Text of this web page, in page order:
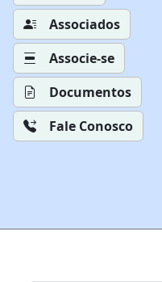
Associados
Associe-se
Documentos
Fale Conosco